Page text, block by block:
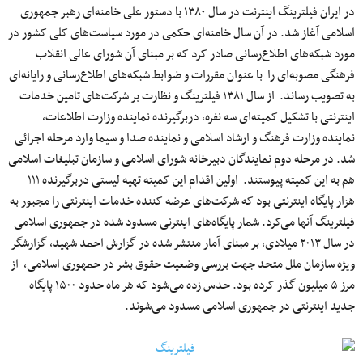
در ایران فیلترینگ اینترنت در سال ۱۳۸۰ با دستور علی خامنه‌ای رهبر جمهوری
اسلامی آغاز شد. در آن سال خامنه‌ای حکمی در مورد سیاست‌های کلی کشور در
مورد شبکه‌های اطلاع‌رسانی صادر کرد که بر مبنای آن شورای عالی انقلاب
فرهنگی مصوبه‌ای را با عنوان مقررات و ضوابط شبکه‌های اطلاع‌رسانی و رایانه‌ای
به تصویب رساند. از سال ۱۳۸۱ فیلترینگ و نظارت بر شرکت‌های تامین خدمات
اینترنتی با تشکیل کمیته‌ای سه نفره، دربرگیرنده نماینده وزارت اطلاعات،
نماینده وزارت فرهنگ و ارشاد اسلامی و نماینده صدا و سیما وارد مرحله اجرائی
شد. در مرحله دوم نمایندگان دبیرخانه شورای اسلامی و سازمان تبلیغات اسلامی
هم به این کمیته پیوستند. اولین اقدام این کمیته تهیه لیستی دربرگیرنده ۱۱۱
هزار پایگاه اینترنتی بود که شرکت‌های عرضه کننده خدمات اینترنتی را مجبور به
فیلترینگ آنها می‌کرد. شمار پایگاه‌های اینترنی مسدود شده در جمهوری اسلامی
در سال ۲۰۱۳ میلادی، بر مبنای آمار منتشر شده در گزارش احمد شهید، گزارشگر
ویژه سازمان ملل متحد جهت بررسی وضعیت حقوق بشر در حمهوری اسلامی، از
مرز ۵ میلیون گذر کرده بود. حدس زده می‌شود که هر ماه حدود ۱۵۰۰ پایگاه
جدید اینترنتی در جمهوری اسلامی مسدود می‌شوند.